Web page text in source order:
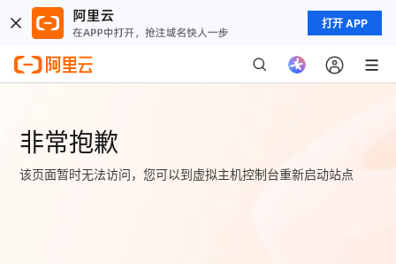
打开 APP
非常抱歉
该页面暂时无法访问，您可以到虚拟主机控制台重新启动站点